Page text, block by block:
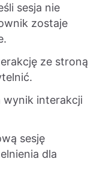
sesja nie
zostaje
ze stroną
wynik interakcji
sesję
dla